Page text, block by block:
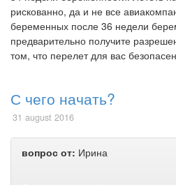
рискованно, да и не все
беременных после 36 недели
предварительно получите
том, что перелет для вас
С чего начать?
31 august 2016
вопрос от: Ирина